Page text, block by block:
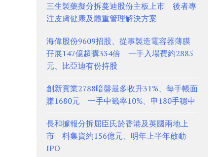
三生製藥擬分拆蔓迪股份主板上市 後者專
注皮膚健康及體重管理解決方案
海偉股份9609招股、從事製造電容器薄膜
孖展147億超購334倍 一手入場費約2885
元、比亞迪有份持股
創新實業2788暗盤最多收升31%、每手帳面
賺1680元 一手中籤率10%、申180手穩中
長和據報分拆屈臣氏於香港及英國兩地上
市 料集資約156億元、明年上半年啟動
IPO